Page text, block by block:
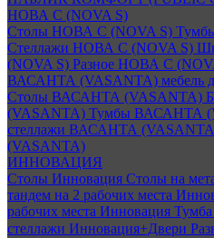
НОВА С (NOVA S)
Столы НОВА С (NOVA S)
Стеллажи НОВА С (NOVA S)
(NOVA S) Разное НОВА С
ВАСАНТА (VASANTA) мебель
Столы ВАСАНТА (VASANTA)
(VASANTA) Тумбы ВАСАНТА
стеллажи ВАСАНТА
(VASANTA)
ИННОВАЦИЯ
Столы Инновация Столы на
тандем на 2 рабочих места
рабочих места Инновация
стеллажи Инновация+Двери